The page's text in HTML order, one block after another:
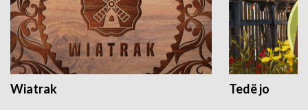
Wiatrak Tedë jo